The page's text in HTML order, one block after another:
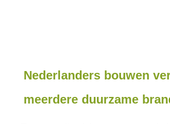
Nederlanders bouwen
meerdere duurzame